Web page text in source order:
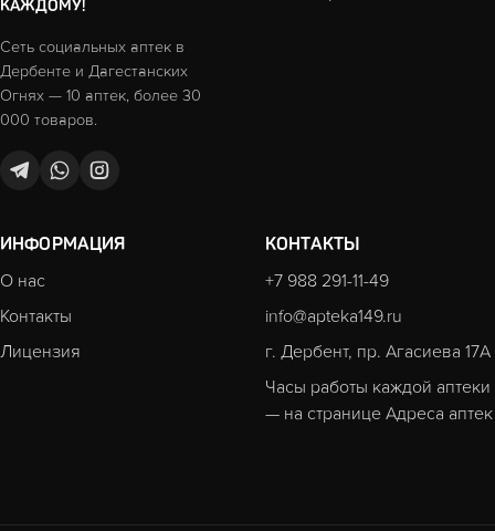
КАЖДОМУ!
Сеть социальных аптек в
Дербенте и Дагестанских
Огнях — 10 аптек, более 30
000 товаров.
ИНФОРМАЦИЯ
О нас
Контакты
Лицензия
КОНТАКТЫ
+7 988 291-11-49
info@apteka149.ru
г. Дербент, пр. Агасиева 17А
Часы работы каждой аптеки
— на странице Адреса аптек